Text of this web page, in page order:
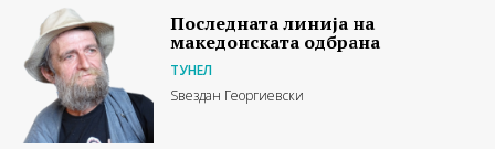
Последната линија на
македонската одбрана
ТУНЕЛ
Ѕвездан Георгиевски